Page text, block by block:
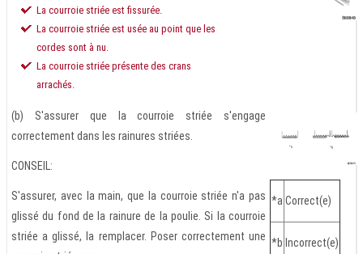
La courroie striée est fissurée.
La courroie striée est usée au point que les
cordes sont à nu.
La courroie striée présente des crans
arrachés.
(b) S'assurer que la courroie striée s'engage
correctement dans les rainures striées.
CONSEIL:
S'assurer, avec la main, que la courroie striée n'a pas
glissé du fond de la rainure de la poulie. Si la courroie
striée a glissé, la remplacer. Poser correctement une
*a Correct(e)
*b Incorrect(e)